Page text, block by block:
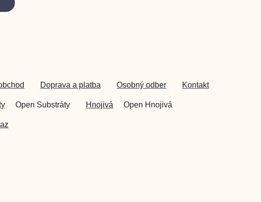
Doprava a platba Osobný odber Kontakt
Open Substráty Hnojivá Open Hnojivá